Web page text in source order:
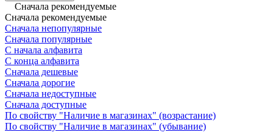
Сначала рекомендуемые
Сначала рекомендуемые
Сначала непопулярные
Сначала популярные
С начала алфавита
С конца алфавита
Сначала дешевые
Сначала дорогие
Сначала недоступные
Сначала доступные
По свойству "Наличие в магазинах" (возрастание)
По свойству "Наличие в магазинах" (убывание)